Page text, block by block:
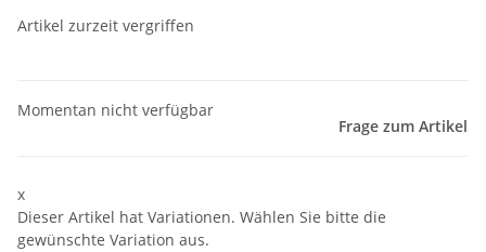
Artikel zurzeit vergriffen
Momentan nicht verfügbar
Frage zum Artikel
x
Dieser Artikel hat Variationen. Wählen Sie bitte die
gewünschte Variation aus.